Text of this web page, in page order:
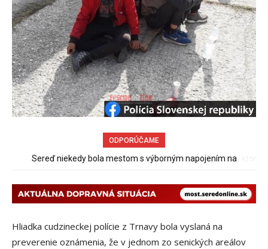
ODPORÚČAME
Pri venčení na Jesenského ulici mal usmrtiť psíka vlčiak, ktorý
Hliadka cudzineckej polície z Trnavy bola vyslaná na
preverenie oznámenia, že v jednom zo senických areálov